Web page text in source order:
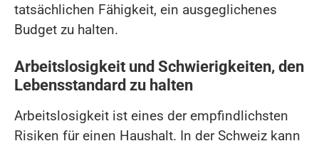
tatsächlichen Fähigkeit, ein ausgeglichenes
Budget zu halten.
Arbeitslosigkeit und Schwierigkeiten, den
Lebensstandard zu halten
Arbeitslosigkeit ist eines der empfindlichsten
Risiken für einen Haushalt. In der Schweiz kann